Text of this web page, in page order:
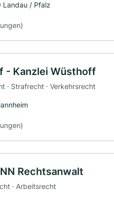
Landau / Pfalz
- Kanzlei Wüsthoff
· Strafrecht · Verkehrsrecht
Rechtsanwalt
· Arbeitsrecht